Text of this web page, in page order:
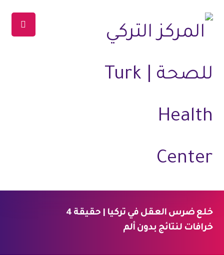
الرئيسية المدونة طب وصحة طب الاسنان
خلع ضرس العقل في تركيا | حقيقة 4
خرافات لنتائج بدون ألم